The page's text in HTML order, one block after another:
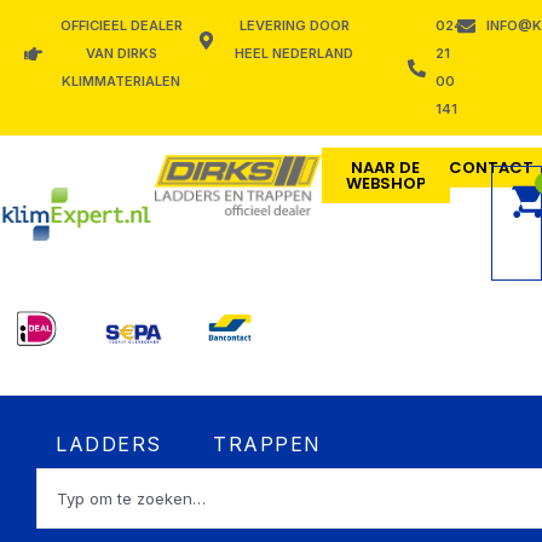
OFFICIEEL DEALER
VAN DIRKS
KLIMMATERIALEN
LEVERING DOOR
HEEL NEDERLAND
024
21
00
141
NAAR DE
WEBSHOP
CONTACT
LADDERS Open LADDERS
TRAPPEN